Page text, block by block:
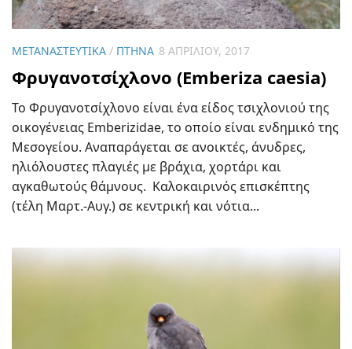
ΜΕΤΑΝΑΣΤΕΥΤΙΚΆ / ΠΤΗΝΆ 8 ΑΠΡΙΛΊΟΥ, 2017
Φρυγανοτσίχλονο (Emberiza caesia)
Το Φρυγανοτσίχλονο είναι ένα είδος τσιχλονιού της
οικογένειας Emberizidae, το οποίο είναι ενδημικό της
Μεσογείου. Αναπαράγεται σε ανοικτές, άνυδρες,
ηλιόλουστες πλαγιές με βράχια, χορτάρι και
αγκαθωτούς θάμνους. Καλοκαιρινός επισκέπτης
(τέλη Μαρτ.-Αυγ.) σε κεντρική και νότια...